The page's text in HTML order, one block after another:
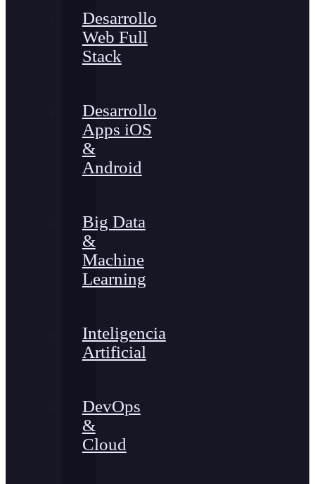
Desarrollo
Web Full
Stack
Desarrollo
Apps iOS
&
Android
Big Data
&
Machine
Learning
Inteligencia
Artificial
DevOps
&
Cloud